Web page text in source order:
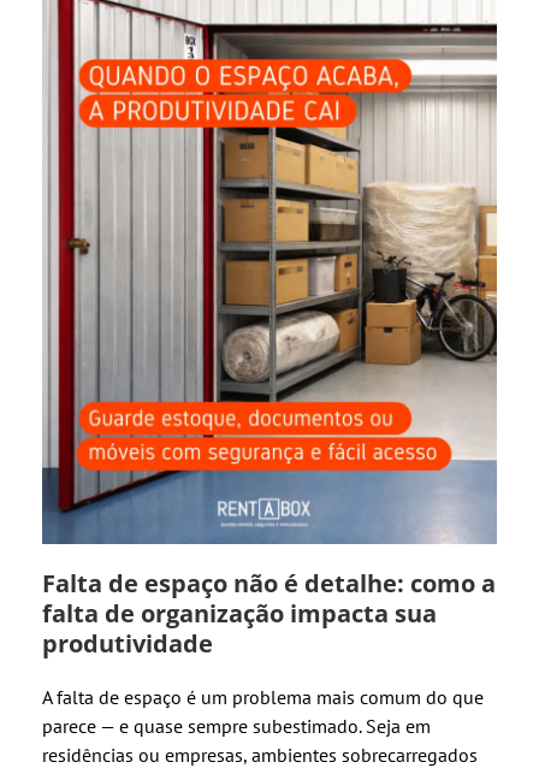
Falta de espaço não é detalhe: como a
falta de organização impacta sua
produtividade
A falta de espaço é um problema mais comum do que
parece — e quase sempre subestimado. Seja em
residências ou empresas, ambientes sobrecarregados